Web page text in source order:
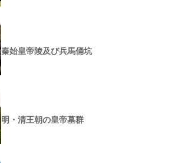
秦始皇帝陵及び兵馬俑坑
明・清王朝の皇帝墓群